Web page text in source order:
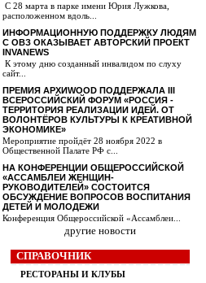
С 28 марта в парке имени Юрия Лужкова,
расположенном вдоль...
ИНФОРМАЦИОННУЮ ПОДДЕРЖКУ ЛЮДЯМ
С ОВЗ ОКАЗЫВАЕТ АВТОРСКИЙ ПРОЕКТ
INVANEWS
К этому дню созданный инвалидом по слуху
сайт...
ПРЕМИЯ АРХИWOOD ПОДДЕРЖАЛА III
ВСЕРОССИЙСКИЙ ФОРУМ «РОССИЯ -
ТЕРРИТОРИЯ РЕАЛИЗАЦИИ ИДЕЙ. ОТ
ВОЛОНТЁРОВ КУЛЬТУРЫ К КРЕАТИВНОЙ
ЭКОНОМИКЕ»
Мероприятие пройдёт 28 ноября 2022 в
Общественной Палате РФ с...
НА КОНФЕРЕНЦИИ ОБЩЕРОССИЙСКОЙ
«АССАМБЛЕИ ЖЕНЩИН-
РУКОВОДИТЕЛЕЙ» СОСТОИТСЯ
ОБСУЖДЕНИЕ ВОПРОСОВ ВОСПИТАНИЯ
ДЕТЕЙ И МОЛОДЕЖИ
Конференция Общероссийской «Ассамблеи...
другие новости
СПРАВОЧНИК
РЕСТОРАНЫ И КЛУБЫ